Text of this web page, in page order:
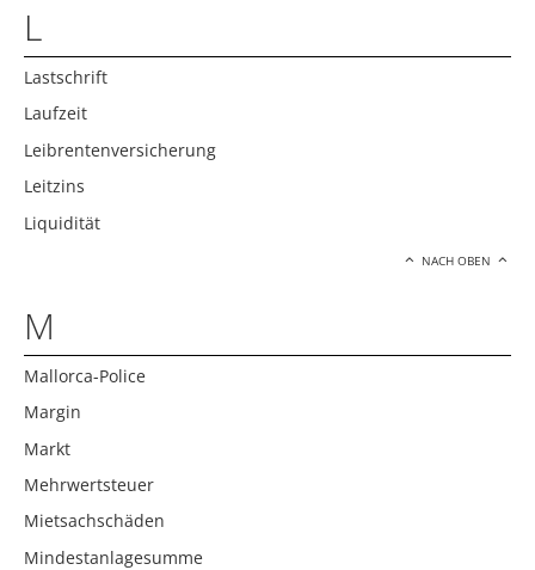
L
Lastschrift
Laufzeit
Leibrentenversicherung
Leitzins
Liquidität
NACH OBEN
M
Mallorca-Police
Margin
Markt
Mehrwertsteuer
Mietsachschäden
Mindestanlagesumme